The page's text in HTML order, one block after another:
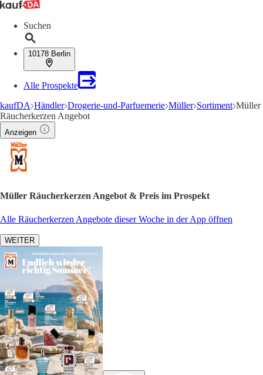
Suchen
10178 Berlin
Alle Prospekte
kaufDA Händler Drogerie-und-Parfuemerie Müller Sortiment Müller
Räucherkerzen Angebot
Anzeigen
Müller Räucherkerzen Angebot & Preis im Prospekt
Alle Räucherkerzen Angebote dieser Woche in der App öffnen
WEITER